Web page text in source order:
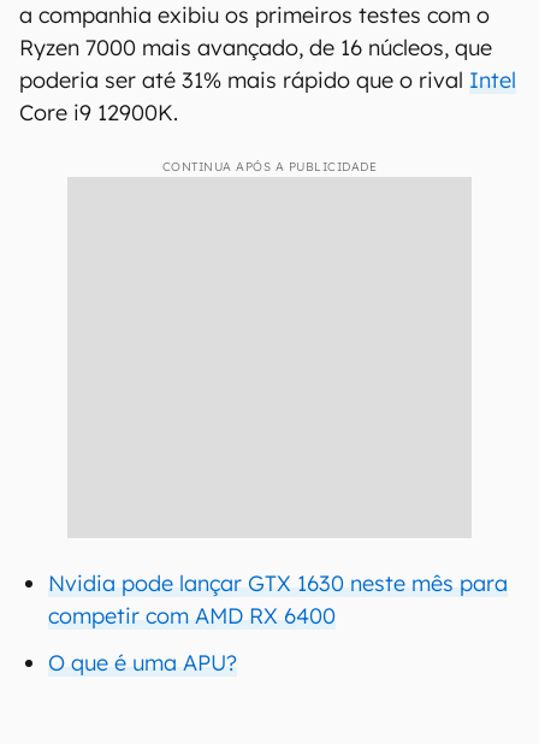
a companhia exibiu os primeiros testes com o
Ryzen 7000 mais avançado, de 16 núcleos, que
poderia ser até 31% mais rápido que o rival Intel
Core i9 12900K.
CONTINUA APÓS A PUBLICIDADE
Nvidia pode lançar GTX 1630 neste mês para
competir com AMD RX 6400
O que é uma APU?